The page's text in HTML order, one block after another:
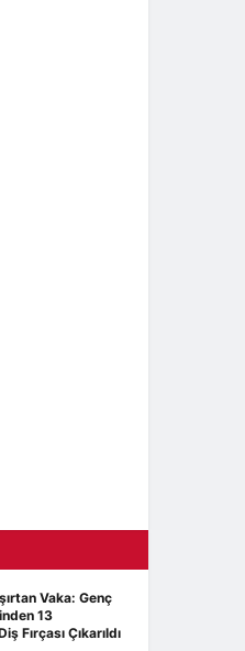
Vaka: Genç
13
Fırçası Çıkarıldı